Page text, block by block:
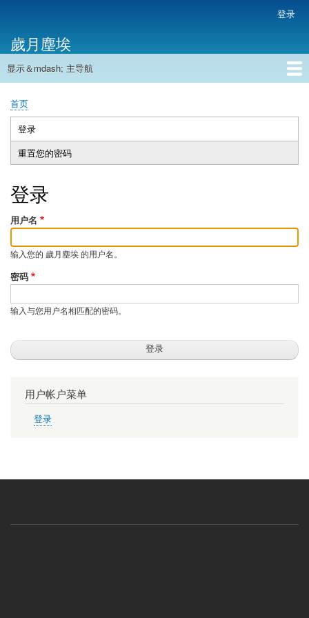
主
内
帐
户
菜
单
登录
歲月塵埃
主
航
显示＆mdash; 主导航
首页
面
包
屑
首页
主
标
登录
动
标
重置您的密码
登录
用户名
输入您的 歲月塵埃 的用户名。
密码
输入与您用户名相匹配的密码。
用户帐户菜单
登录